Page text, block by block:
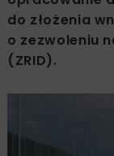
do złożenia
o zezwoleniu
(ZRID).